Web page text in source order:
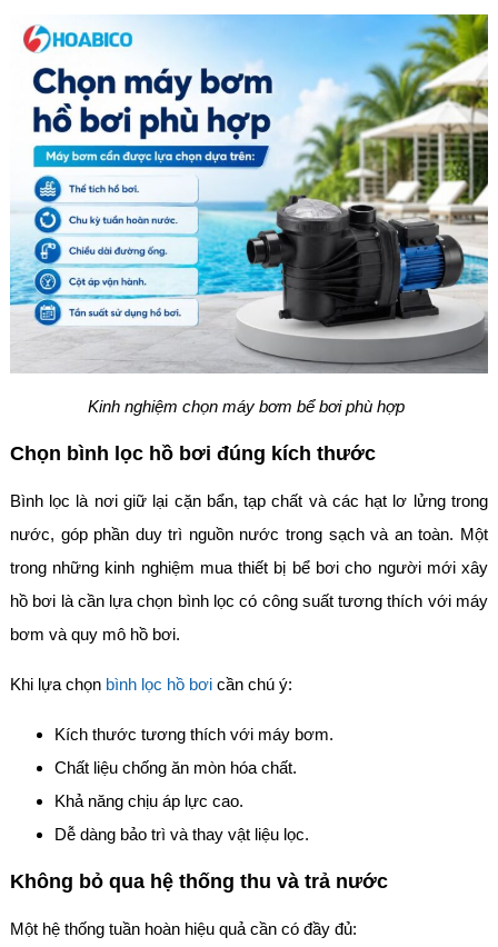
Kinh nghiệm chọn máy bơm bể bơi phù hợp
Chọn bình lọc hồ bơi đúng kích thước
Bình lọc là nơi giữ lại cặn bẩn, tạp chất và các hạt lơ lửng trong
nước, góp phần duy trì nguồn nước trong sạch và an toàn. Một
trong những kinh nghiệm mua thiết bị bể bơi cho người mới xây
hồ bơi là cần lựa chọn bình lọc có công suất tương thích với máy
bơm và quy mô hồ bơi.
Khi lựa chọn bình lọc hồ bơicần chú ý:
Kích thước tương thích với máy bơm.
Chất liệu chống ăn mòn hóa chất.
Khả năng chịu áp lực cao.
Dễ dàng bảo trì và thay vật liệu lọc.
Không bỏ qua hệ thống thu và trả nước
Một hệ thống tuần hoàn hiệu quả cần có đầy đủ: